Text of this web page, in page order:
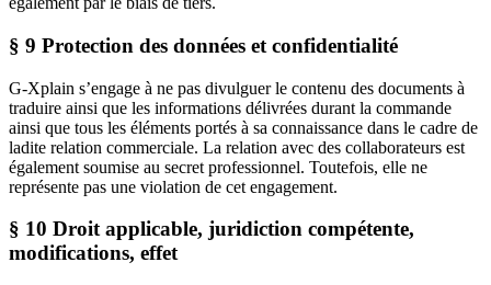
§ 9 Protection des données et confidentialité
G-Xplain s’engage à ne pas divulguer le contenu des documents à
traduire ainsi que les informations délivrées durant la commande
ainsi que tous les éléments portés à sa connaissance dans le cadre de
ladite relation commerciale. La relation avec des collaborateurs est
également soumise au secret professionnel. Toutefois, elle ne
représente pas une violation de cet engagement.
§ 10 Droit applicable, juridiction compétente,
modifications, effet